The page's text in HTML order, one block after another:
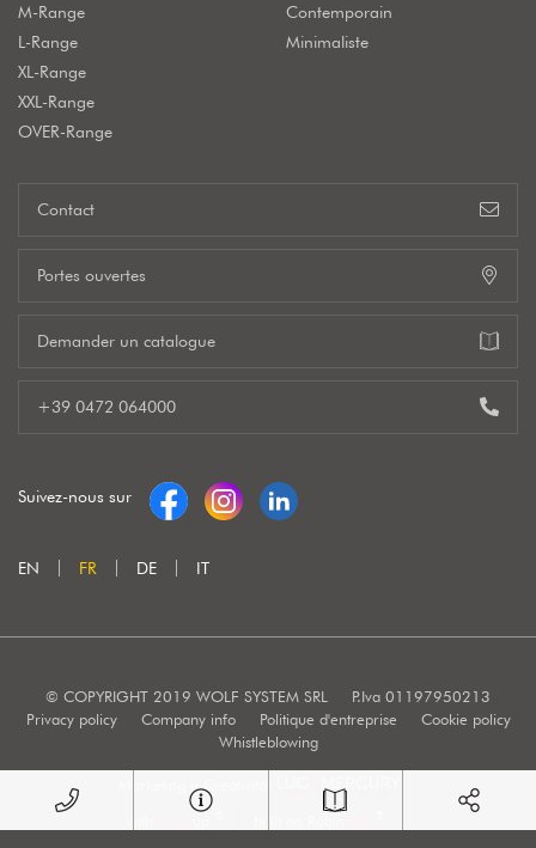
M-Range
L-Range
XL-Range
XXL-Range
OVER-Range
Contemporain
Minimaliste
Contact
Portes ouvertes
Demander un catalogue
+39 0472 064000
Suivez-nous sur
EN FR DE IT
© COPYRIGHT 2019 WOLF SYSTEM SRL
P.Iva 01197950213
Privacy policy
Company info Politique d'entreprise
Cookie policy
Whistleblowing
Marketing e Creatività: